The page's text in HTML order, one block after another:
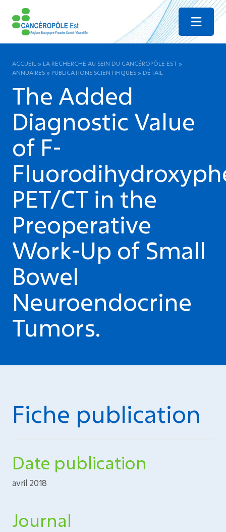
Menu
ACCUEIL » LA RECHERCHE AU SEIN DU CANCÉROPÔLE EST »
ANNUAIRES » PUBLICATIONS SCIENTIFIQUES » DÉTAIL
The Added
Diagnostic Value
of F-
PET/CT in the
Preoperative
Work-Up of Small
Bowel
Neuroendocrine
Tumors.
Fiche publication
Date publication
avril 2018
Journal